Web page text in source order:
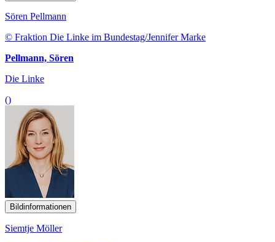
Sören Pellmann
© Fraktion Die Linke im Bundestag/Jennifer Marke
Pellmann, Sören
Die Linke
()
Bildinformationen
Siemtje Möller